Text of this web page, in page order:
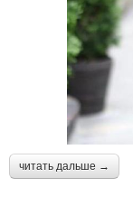
читать дальше →